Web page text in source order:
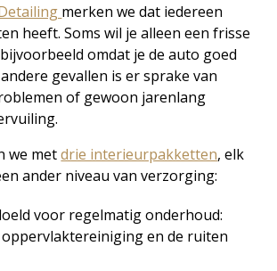
merken we dat iedereen
heeft. Soms wil je alleen een frisse
omdat je de auto goed
gevallen is er sprake van
of gewoon jarenlang
we metdrie interieurpakketten, elk
ander niveau van verzorging:
voor regelmatig onderhoud:
en de ruiten